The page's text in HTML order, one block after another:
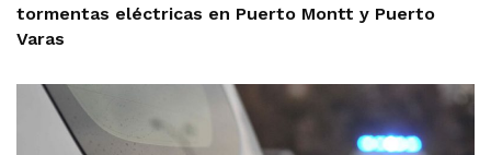
tormentas eléctricas en Puerto Montt y Puerto
Varas